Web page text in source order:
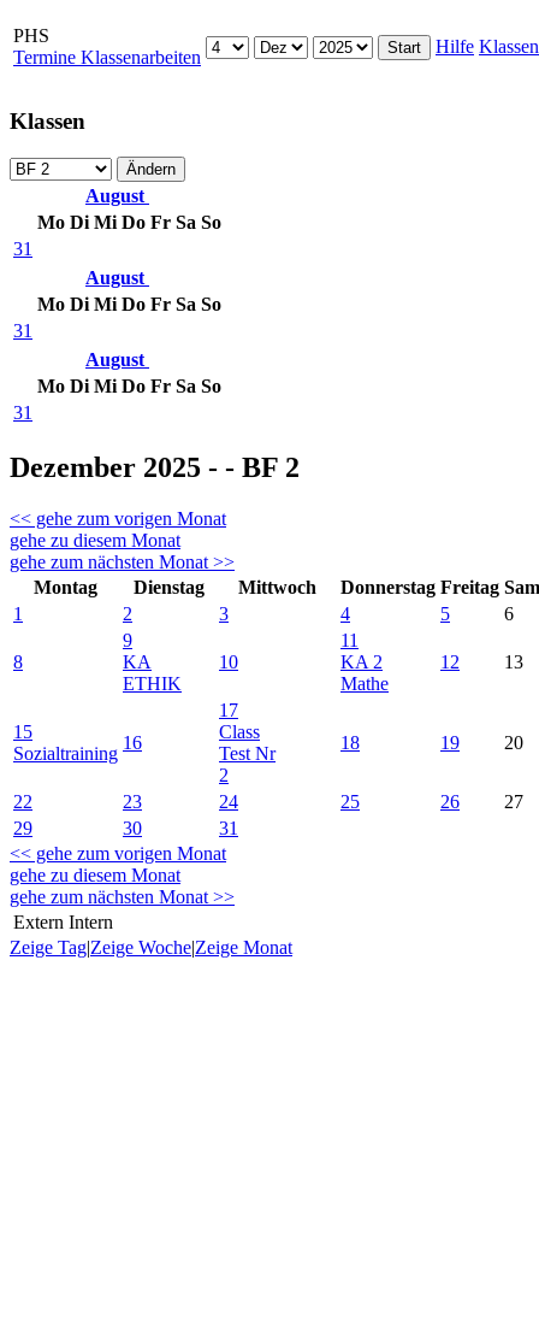
PHS
Termine Klassenarbeiten
Hilfe Klassen
Klassen
August
Mo Di Mi Do Fr Sa So
31
August
Mo Di Mi Do Fr Sa So
31
August
Mo Di Mi Do Fr Sa So
31
Dezember 2025 - - BF 2
<< gehe zum vorigen Monat
gehe zu diesem Monat
gehe zum nächsten Monat >>
Montag
Dienstag Mittwoch Donnerstag Freitag
1
2 3 4 5 6
8
9
KA
ETHIK
10
11
KA 2
Mathe
12 13
15
Sozialtraining
16
17
Class
Test Nr
2
18 19 20
22 23 24 25 26
27
29
30
31
<< gehe zum vorigen Monat
gehe zu diesem Monat
gehe zum nächsten Monat >>
Extern Intern
Zeige Tag|Zeige Woche|Zeige Monat